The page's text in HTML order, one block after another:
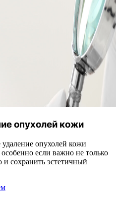
опухолей кожи
опухолей кожи
если важно не только
сохранить эстетичный